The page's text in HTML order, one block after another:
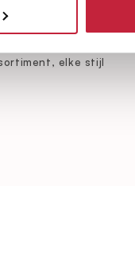
uw voorkeuren in
om functies voor
van onze site met
meer dan 5000+
elke stijl